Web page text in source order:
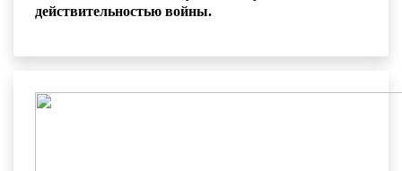
действительностью войны.